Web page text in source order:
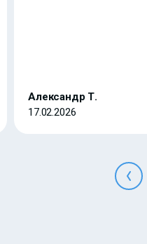
Александр Т.
17.02.2026